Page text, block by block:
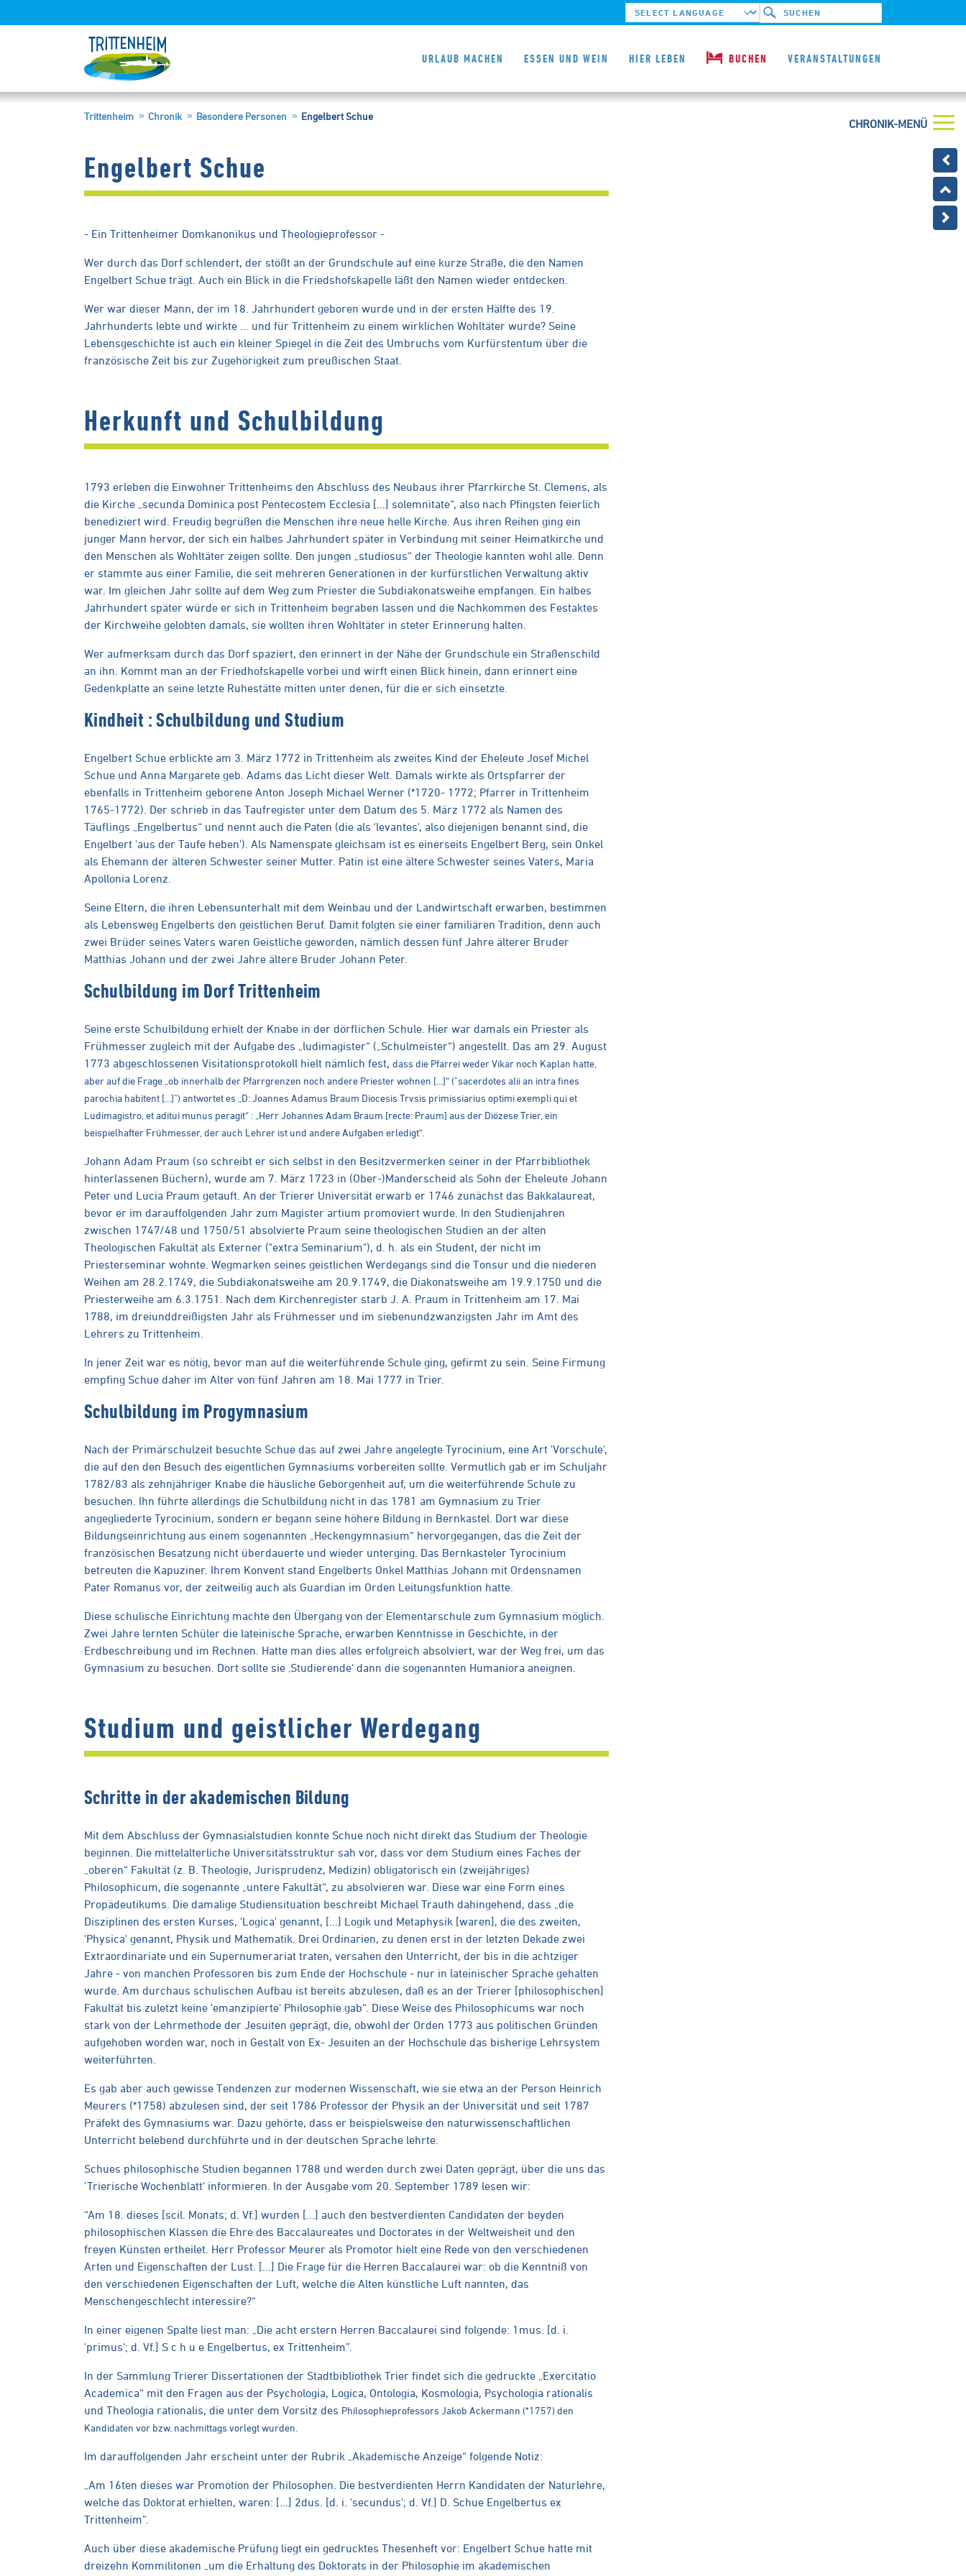
URLAUB MACHEN ESSEN UND WEIN HIER LEBEN BUCHEN VERANSTALTUNGEN
CHRONIK-MENÜ
Trittenheim Chronik Besondere Personen Engelbert Schue
Engelbert Schue
- Ein Trittenheimer Domkanonikus und Theologieprofessor -
Wer durch das Dorf schlendert, der stößt an der Grundschule auf eine kurze Straße, die den Namen
Engelbert Schue trägt. Auch ein Blick in die Friedshofskapelle läßt den Namen wieder entdecken.
Wer war dieser Mann, der im 18. Jahrhundert geboren wurde und in der ersten Hälfte des 19.
Jahrhunderts lebte und wirkte ... und für Trittenheim zu einem wirklichen Wohltäter wurde? Seine
Lebensgeschichte ist auch ein kleiner Spiegel in die Zeit des Umbruchs vom Kurfürstentum über die
französische Zeit bis zur Zugehörigkeit zum preußischen Staat.
Herkunft und Schulbildung
1793 erleben die Einwohner Trittenheims den Abschluss des Neubaus ihrer Pfarrkirche St. Clemens, als
die Kirche „secunda Dominica post Pentecostem Ecclesia [...] solemnitate“, also nach Pfingsten feierlich
benediziert wird. Freudig begrüßen die Menschen ihre neue helle Kirche. Aus ihren Reihen ging ein
junger Mann hervor, der sich ein halbes Jahrhundert später in Verbindung mit seiner Heimatkirche und
den Menschen als Wohltäter zeigen sollte. Den jungen „studiosus“ der Theologie kannten wohl alle. Denn
er stammte aus einer Familie, die seit mehreren Generationen in der kurfürstlichen Verwaltung aktiv
war. Im gleichen Jahr sollte auf dem Weg zum Priester die Subdiakonatsweihe empfangen. Ein halbes
Jahrhundert später würde er sich in Trittenheim begraben lassen und die Nachkommen des Festaktes
der Kirchweihe gelobten damals, sie wollten ihren Wohltäter in steter Erinnerung halten.
Wer aufmerksam durch das Dorf spaziert, den erinnert in der Nähe der Grundschule ein Straßenschild
an ihn. Kommt man an der Friedhofskapelle vorbei und wirft einen Blick hinein, dann erinnert eine
Gedenkplatte an seine letzte Ruhestätte mitten unter denen, für die er sich einsetzte.
Kindheit : Schulbildung und Studium
Engelbert Schue erblickte am 3. März 1772 in Trittenheim als zweites Kind der Eheleute Josef Michel
Schue und Anna Margarete geb. Adams das Licht dieser Welt. Damals wirkte als Ortspfarrer der
ebenfalls in Trittenheim geborene Anton Joseph Michael Werner (*1720- 1772; Pfarrer in Trittenheim
1765-1772). Der schrieb in das Taufregister unter dem Datum des 5. März 1772 als Namen des
Täuflings „Engelbertus“ und nennt auch die Paten (die als 'levantes', also diejenigen benannt sind, die
Engelbert 'aus der Taufe heben'). Als Namenspate gleichsam ist es einerseits Engelbert Berg, sein Onkel
als Ehemann der älteren Schwester seiner Mutter. Patin ist eine ältere Schwester seines Vaters, Maria
Apollonia Lorenz.
Seine Eltern, die ihren Lebensunterhalt mit dem Weinbau und der Landwirtschaft erwarben, bestimmen
als Lebensweg Engelberts den geistlichen Beruf. Damit folgten sie einer familiären Tradition, denn auch
zwei Brüder seines Vaters waren Geistliche geworden, nämlich dessen fünf Jahre älterer Bruder
Matthias Johann und der zwei Jahre ältere Bruder Johann Peter.
Schulbildung im Dorf Trittenheim
Seine erste Schulbildung erhielt der Knabe in der dörflichen Schule. Hier war damals ein Priester als
Frühmesser zugleich mit der Aufgabe des „ludimagister“ („Schulmeister“) angestellt. Das am 29. August
1773 abgeschlossenen Visitationsprotokoll hielt nämlich fest, dass die Pfarrei weder Vikar noch Kaplan hatte,
aber auf die Frage „ob innerhalb der Pfarrgrenzen noch andere Priester wohnen [...]“ ("sacerdotes alii an intra fines
parochia habitent [...]") antwortet es „D: Joannes Adamus Braum Diocesis Trvsis primissiarius optimi exempli qui et
Ludimagistro, et aditui munus peragit“ : „Herr Johannes Adam Braum [recte: Praum] aus der Diözese Trier, ein
beispielhafter Frühmesser, der auch Lehrer ist und andere Aufgaben erledigt“.
Johann Adam Praum (so schreibt er sich selbst in den Besitzvermerken seiner in der Pfarrbibliothek
hinterlassenen Büchern), wurde am 7. März 1723 in (Ober-)Manderscheid als Sohn der Eheleute Johann
Peter und Lucia Praum getauft. An der Trierer Universität erwarb er 1746 zunächst das Bakkalaureat,
bevor er im darauffolgenden Jahr zum Magister artium promoviert wurde. In den Studienjahren
zwischen 1747/48 und 1750/51 absolvierte Praum seine theologischen Studien an der alten
Theologischen Fakultät als Externer ("extra Seminarium"), d. h. als ein Student, der nicht im
Priesterseminar wohnte. Wegmarken seines geistlichen Werdegangs sind die Tonsur und die niederen
Weihen am 28.2.1749, die Subdiakonatsweihe am 20.9.1749, die Diakonatsweihe am 19.9.1750 und die
Priesterweihe am 6.3.1751. Nach dem Kirchenregister starb J. A. Praum in Trittenheim am 17. Mai
1788, im dreiunddreißigsten Jahr als Frühmesser und im siebenundzwanzigsten Jahr im Amt des
Lehrers zu Trittenheim.
In jener Zeit war es nötig, bevor man auf die weiterführende Schule ging, gefirmt zu sein. Seine Firmung
empfing Schue daher im Alter von fünf Jahren am 18. Mai 1777 in Trier.
Schulbildung im Progymnasium
Nach der Primärschulzeit besuchte Schue das auf zwei Jahre angelegte Tyrocinium, eine Art 'Vorschule',
die auf den den Besuch des eigentlichen Gymnasiums vorbereiten sollte. Vermutlich gab er im Schuljahr
1782/83 als zehnjähriger Knabe die häusliche Geborgenheit auf, um die weiterführende Schule zu
besuchen. Ihn führte allerdings die Schulbildung nicht in das 1781 am Gymnasium zu Trier
angegliederte Tyrocinium, sondern er begann seine höhere Bildung in Bernkastel. Dort war diese
Bildungseinrichtung aus einem sogenannten „Heckengymnasium“ hervorgegangen, das die Zeit der
französischen Besatzung nicht überdauerte und wieder unterging. Das Bernkasteler Tyrocinium
betreuten die Kapuziner. Ihrem Konvent stand Engelberts Onkel Matthias Johann mit Ordensnamen
Pater Romanus vor, der zeitweilig auch als Guardian im Orden Leitungsfunktion hatte.
Diese schulische Einrichtung machte den Übergang von der Elementarschule zum Gymnasium möglich.
Zwei Jahre lernten Schüler die lateinische Sprache, erwarben Kenntnisse in Geschichte, in der
Erdbeschreibung und im Rechnen. Hatte man dies alles erfolgreich absolviert, war der Weg frei, um das
Gymnasium zu besuchen. Dort sollte sie ‚Studierende‘ dann die sogenannten Humaniora aneignen.
Studium und geistlicher Werdegang
Schritte in der akademischen Bildung
Mit dem Abschluss der Gymnasialstudien konnte Schue noch nicht direkt das Studium der Theologie
beginnen. Die mittelalterliche Universitätsstruktur sah vor, dass vor dem Studium eines Faches der
„oberen“ Fakultät (z. B. Theologie, Jurisprudenz, Medizin) obligatorisch ein (zweijähriges)
Philosophicum, die sogenannte „untere Fakultät“, zu absolvieren war. Diese war eine Form eines
Propädeutikums. Die damalige Studiensituation beschreibt Michael Trauth dahingehend, dass „die
Disziplinen des ersten Kurses, 'Logica' genannt, [...] Logik und Metaphysik [waren], die des zweiten,
'Physica' genannt, Physik und Mathematik. Drei Ordinarien, zu denen erst in der letzten Dekade zwei
Extraordinariate und ein Supernumerariat traten, versahen den Unterricht, der bis in die achtziger
Jahre - von manchen Professoren bis zum Ende der Hochschule - nur in lateinischer Sprache gehalten
wurde. Am durchaus schulischen Aufbau ist bereits abzulesen, daß es an der Trierer [philosophischen]
Fakultät bis zuletzt keine 'emanzipierte' Philosophie gab“. Diese Weise des Philosophicums war noch
stark von der Lehrmethode der Jesuiten geprägt, die, obwohl der Orden 1773 aus politischen Gründen
aufgehoben worden war, noch in Gestalt von Ex- Jesuiten an der Hochschule das bisherige Lehrsystem
weiterführten.
Es gab aber auch gewisse Tendenzen zur modernen Wissenschaft, wie sie etwa an der Person Heinrich
Meurers (*1758) abzulesen sind, der seit 1786 Professor der Physik an der Universität und seit 1787
Präfekt des Gymnasiums war. Dazu gehörte, dass er beispielsweise den naturwissenschaftlichen
Unterricht belebend durchführte und in der deutschen Sprache lehrte.
Schues philosophische Studien begannen 1788 und werden durch zwei Daten geprägt, über die uns das
'Trierische Wochenblatt' informieren. In der Ausgabe vom 20. September 1789 lesen wir:
“Am 18. dieses [scil. Monats; d. Vf.] wurden [...] auch den bestverdienten Candidaten der beyden
philosophischen Klassen die Ehre des Baccalaureates und Doctorates in der Weltweisheit und den
freyen Künsten ertheilet. Herr Professor Meurer als Promotor hielt eine Rede von den verschiedenen
Arten und Eigenschaften der Lust. [...] Die Frage für die Herren Baccalaurei war: ob die Kenntniß von
den verschiedenen Eigenschaften der Luft, welche die Alten künstliche Luft nannten, das
Menschengeschlecht interessire?“
In einer eigenen Spalte liest man: „Die acht erstern Herren Baccalaurei sind folgende: 1mus. [d. i.
'primus'; d. Vf.] S c h u e Engelbertus, ex Trittenheim”.
In der Sammlung Trierer Dissertationen der Stadtbibliothek Trier findet sich die gedruckte „Exercitatio
Academica“ mit den Fragen aus der Psychologia, Logica, Ontologia, Kosmologia, Psychologia rationalis
und Theologia rationalis, die unter dem Vorsitz des Philosophieprofessors Jakob Ackermann (*1757) den
Kandidaten vor bzw. nachmittags vorlegt wurden.
Im darauffolgenden Jahr erscheint unter der Rubrik „Akademische Anzeige“ folgende Notiz:
„Am 16ten dieses war Promotion der Philosophen. Die bestverdienten Herrn Kandidaten der Naturlehre,
welche das Doktorat erhielten, waren: [...] 2dus. [d. i. 'secundus'; d. Vf.] D. Schue Engelbertus ex
Trittenheim”.
Auch über diese akademische Prüfung liegt ein gedrucktes Thesenheft vor: Engelbert Schue hatte mit
dreizehn Kommilitonen „um die Erhaltung des Doktorats in der Philosophie im akademischen